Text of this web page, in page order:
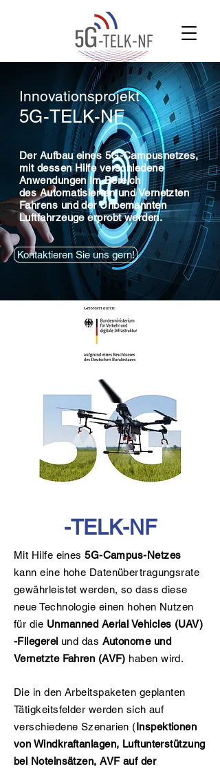
Innovationsprojekt
5G-TELK-NF
Der Aufbau eines 5G-Campusnetzes,
mit dessen Hilfe verschiedene
Anwendungen im Bereich
des Automatisierten und Vernetzten
Fahrens undder Unbemannten
Luftfahrzeugeerprobt werden.
Kontaktieren Sie uns gern!
-TELK-NF
Mit Hilfe eines5G-Campus-Netzes
kann eine hohe Datenübertragungsrate
gewährleistet werden, so dass diese
neue Technologie einen hohen Nutzen
für die Unmanned Aerial Vehicles (UAV)
-Fliegerei und das Autonome und
Vernetzte Fahren (AVF) haben wird.
Die in den Arbeitspaketen geplanten
Tätigkeitsfelder werden sich auf
verschiedene Szenarien (Inspektionen
von Windkraftanlagen, Luftunterstützung
bei Noteinsätzen, AVF auf der